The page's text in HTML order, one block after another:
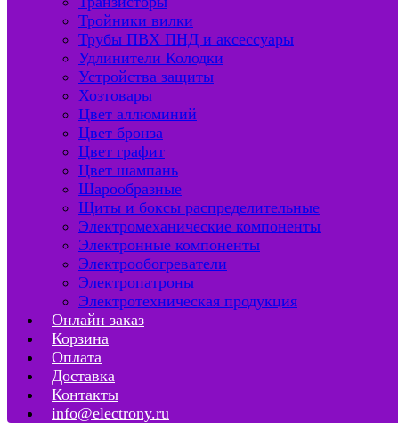
Тройники вилки
Трубы ПВХ ПНД и аксессуары
Удлинители Колодки
Устройства защиты
Хозтовары
Цвет аллюминий
Цвет бронза
Цвет графит
Цвет шампань
Шарообразные
Щиты и боксы распределительные
Электромеханические компоненты
Электронные компоненты
Электрообогреватели
Электропатроны
Электротехническая продукция
Онлайн заказ
Корзина
Оплата
Доставка
Контакты
info@electrony.ru